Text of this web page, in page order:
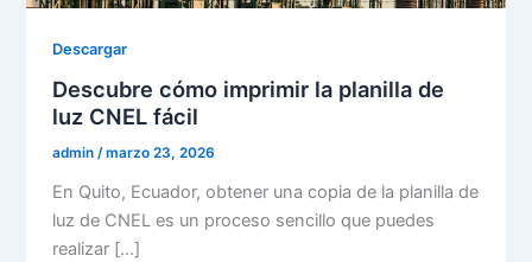
Descargar
Descubre cómo imprimir la planilla de
luz CNEL fácil
admin/marzo 23, 2026
En Quito, Ecuador, obtener una copia de la planilla de
luz de CNEL es un proceso sencillo que puedes
realizar […]